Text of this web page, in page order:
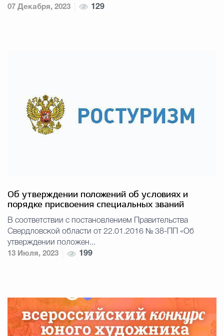
07 Декабря, 2023
129
Об утверждении положений об условиях и
порядке присвоения специальных званий
В соответствии с постановлением Правительства
Свердловской области от 22.01.2016 № 38-ПП «Об
утверждении положен...
13 Июля, 2023
199